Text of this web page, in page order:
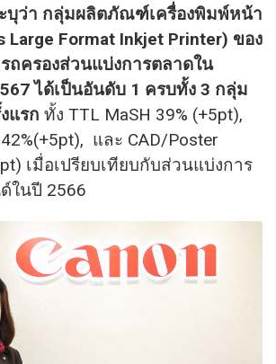
ะบุว่า กลุ่มผลิตภัณฑ์เครื่องพิมพ์หน้า
Large Format Inkjet Printer) ของ
ถครองส่วนแบ่งการตลาดใน
ได้เป็นอันดับ 1 ครบทั้ง 3 กลุ่ม
แรก ทั้ง TTL MaSH 39% (+5pt),
และ CAD/Poster
เมื่อเปรียบเทียบกับส่วนแบ่งการ
ในปี 2566